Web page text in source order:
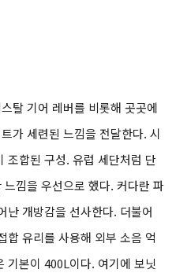
탈 기어 레버를 비롯해 곳곳에
가 세련된 느낌을 전달한다. 시
조합된 구성. 유럽 세단처럼 단
낌을 우선으로 했다. 커다란 파
난 개방감을 선사한다. 더불어
합 유리를 사용해 외부 소음 억
기본이 400L이다. 여기에 보닛